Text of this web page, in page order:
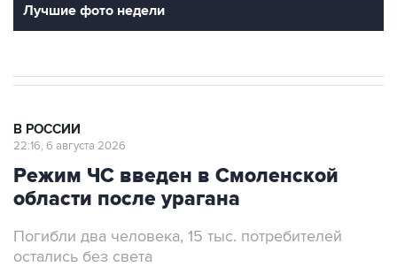
Лучшие фото недели
В РОССИИ
22:16, 6 августа 2026
Режим ЧС введен в Смоленской
области после урагана
Погибли два человека, 15 тыс. потребителей
остались без света